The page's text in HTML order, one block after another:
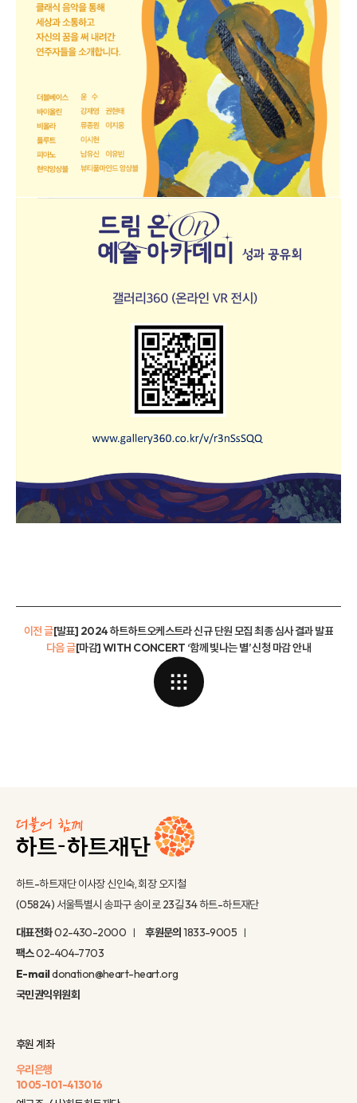
이전 글[발표] 2024 하트하트오케스트라 신규 단원 모집 최종 심사 결과 발표
[마감] WITH CONCERT ‘함께 빛나는 별’ 신청 마감 안내
다음 글
하트-하트재단 이사장 신인숙, 회장 오지철
(05824) 서울특별시 송파구 송이로 23길 34 하트-하트재단
대표전화02-430-2000 후원문의1833-9005
팩스02-404-7703
E-maildonation@heart-heart.org
국민권익위원회
후원 계좌
우리은행
1005-101-413016